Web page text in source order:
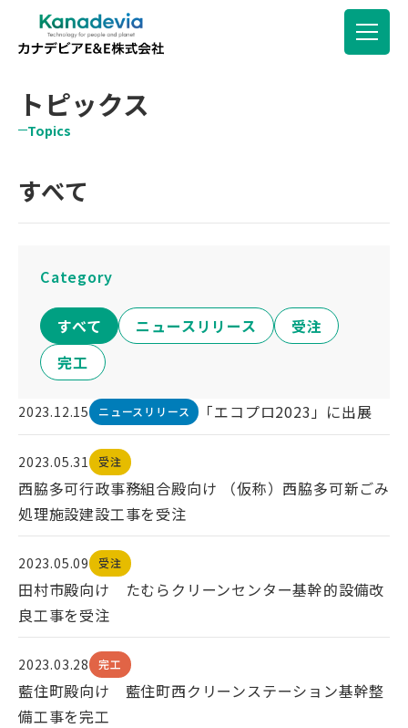
トピックス
Topics
すべて
Category
すべて ニュースリリース
受注
完工
2023.12.15 ニュースリリース 「エコプロ2023」に出展
2023.05.31 受注
西脇多可行政事務組合殿向け （仮称）西脇多可新ごみ
処理施設建設工事を受注
2023.05.09 受注
田村市殿向け たむらクリーンセンター基幹的設備改
良工事を受注
2023.03.28 完工
藍住町殿向け 藍住町西クリーンステーション基幹整
備工事を完工